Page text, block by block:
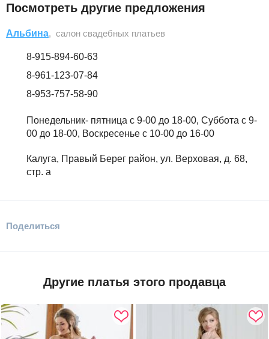
Посмотреть другие предложения
Альбина, салон свадебных платьев
8-915-894-60-63
8-961-123-07-84
8-953-757-58-90
Понедельник- пятница с 9-00 до 18-00, Суббота с 9-
00 до 18-00, Воскресенье с 10-00 до 16-00
Калуга, Правый Берег район, ул. Верховая, д. 68,
стр. а
Поделиться
Другие платья этого продавца